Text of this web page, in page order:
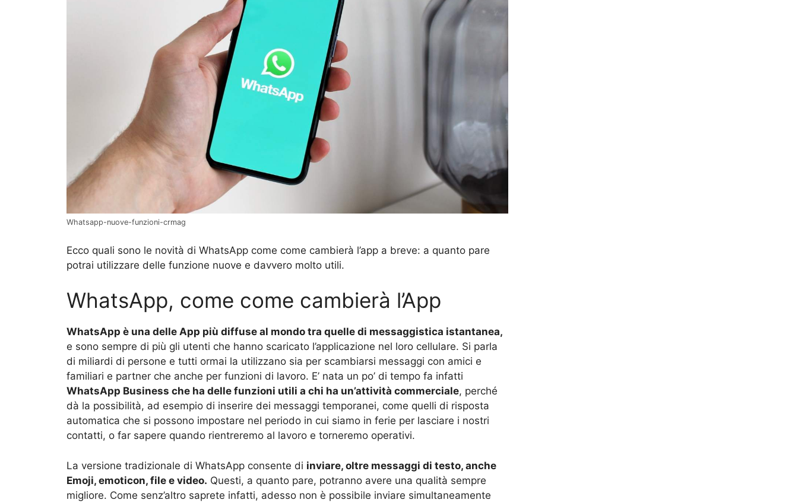
Whatsapp-nuove-funzioni-crmag
Ecco quali sono le novità di WhatsApp come come cambierà l’app a breve: a quanto pare
potrai utilizzare delle funzione nuove e davvero molto utili.
WhatsApp, come come cambierà l’App
WhatsApp è una delle App più diffuse al mondo tra quelle di messaggistica istantanea,
e sono sempre di più gli utenti che hanno scaricato l’applicazione nel loro cellulare. Si parla
di miliardi di persone e tutti ormai la utilizzano sia per scambiarsi messaggi con amici e
familiari e partner che anche per funzioni di lavoro. E’ nata un po’ di tempo fa infatti
WhatsApp Business che ha delle funzioni utili a chi ha un’attività commerciale, perché
dà la possibilità, ad esempio di inserire dei messaggi temporanei, come quelli di risposta
automatica che si possono impostare nel periodo in cui siamo in ferie per lasciare i nostri
contatti, o far sapere quando rientreremo al lavoro e torneremo operativi.
La versione tradizionale di WhatsApp consente di inviare, oltre messaggi di testo, anche
Emoji, emoticon, file e video. Questi, a quanto pare, potranno avere una qualità sempre
migliore. Come senz’altro saprete infatti, adesso non è possibile inviare simultaneamente